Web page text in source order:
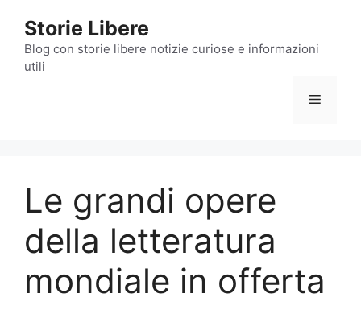
contenuto
Storie Libere
Blog con storie libere notizie curiose e informazioni
utili
Menu
Le grandi opere
della letteratura
mondiale in offerta